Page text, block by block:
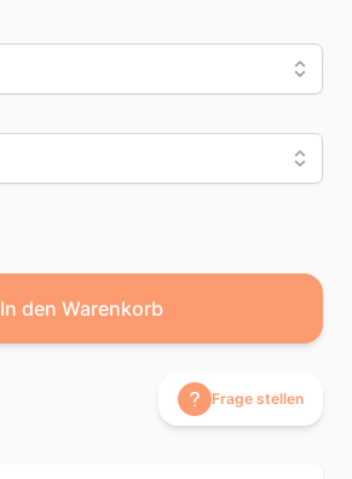
In den Warenkorb
Frage stellen